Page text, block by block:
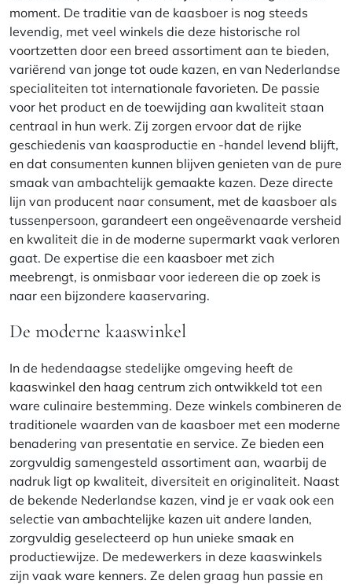
moment. De traditie van de kaasboer is nog steeds
levendig, met veel winkels die deze historische rol
voortzetten door een breed assortiment aan te bieden,
variërend van jonge tot oude kazen, en van Nederlandse
specialiteiten tot internationale favorieten. De passie
voor het product en de toewijding aan kwaliteit staan
centraal in hun werk. Zij zorgen ervoor dat de rijke
geschiedenis van kaasproductie en -handel levend blijft,
en dat consumenten kunnen blijven genieten van de pure
smaak van ambachtelijk gemaakte kazen. Deze directe
lijn van producent naar consument, met de kaasboer als
tussenpersoon, garandeert een ongeëvenaarde versheid
en kwaliteit die in de moderne supermarkt vaak verloren
gaat. De expertise die een kaasboer met zich
meebrengt, is onmisbaar voor iedereen die op zoek is
naar een bijzondere kaaservaring.
De moderne kaaswinkel
In de hedendaagse stedelijke omgeving heeft de
kaaswinkel den haag centrum zich ontwikkeld tot een
ware culinaire bestemming. Deze winkels combineren de
traditionele waarden van de kaasboer met een moderne
benadering van presentatie en service. Ze bieden een
zorgvuldig samengesteld assortiment aan, waarbij de
nadruk ligt op kwaliteit, diversiteit en originaliteit. Naast
de bekende Nederlandse kazen, vind je er vaak ook een
selectie van ambachtelijke kazen uit andere landen,
zorgvuldig geselecteerd op hun unieke smaak en
productiewijze. De medewerkers in deze kaaswinkels
zijn vaak ware kenners. Ze delen graag hun passie en